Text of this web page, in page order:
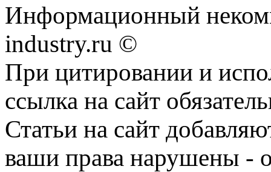
Информационный
industry.ru ©
При цитировании и
ссылка на сайт
Статьи на сайт
ваши права нарушены -